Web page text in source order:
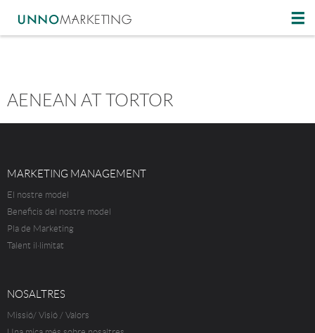
AENEAN AT TORTOR
MARKETING MANAGEMENT
El nostre model
Beneficis del nostre model
Pla de Marketing
Talent il·limitat
NOSALTRES
Missió/ Visió / Valors